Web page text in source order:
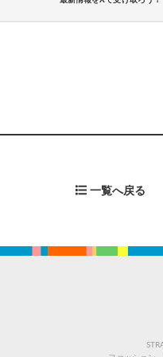
一覧へ戻る